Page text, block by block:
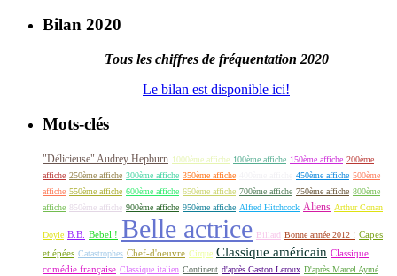
Bilan 2020
Tous les chiffres de fréquentation 2020
Le bilan est disponible ici!
Mots-clés
"Délicieuse" Audrey Hepburn 1000ème affiche 100ème affiche 150ème affiche 200ème
affiche 250ème affiche 300ème affiche 350ème affiche 450ème affiche 500ème
affiche 550ème affiche 600ème affiche 650ème affiche 700ème affiche 750ème affiche 800ème
affiche
850ème affiche 900ème affiche 950ème affiche Alfred Hitchcock Aliens Arthur Conan
Doyle B.B. Bebel ! Belle actrice Billard Bonne année 2012 ! Capes
et épées Catastrophes Chef-d'oeuvre Cirque Classique américain Classique
comédie française Classique italien Continent d'après Gaston Leroux D'après Marcel Aymé